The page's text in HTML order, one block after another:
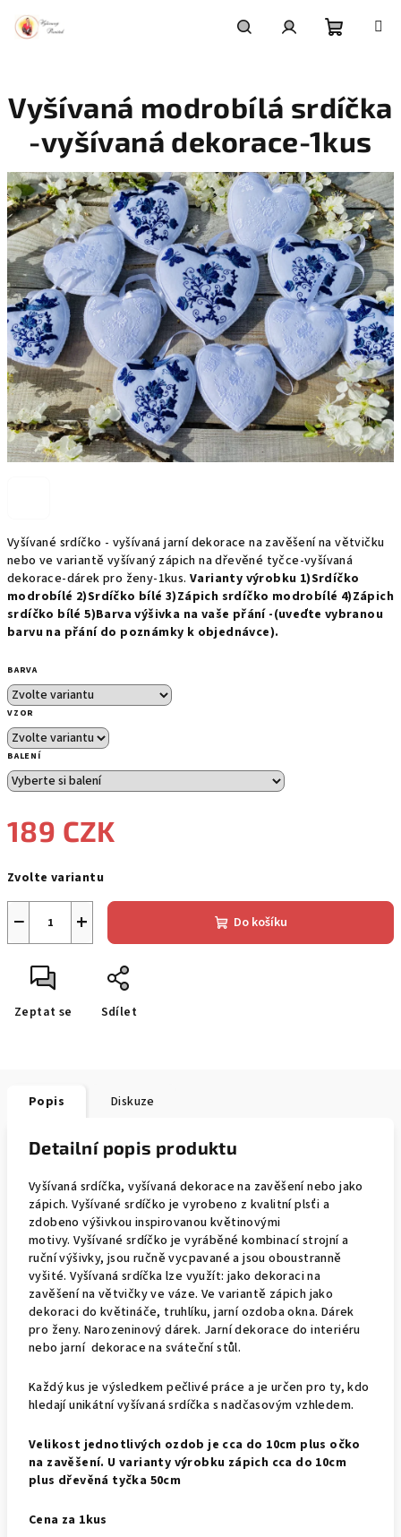
obsah
košík
Vyšívané srdíčko - vyšívaná jarní dekorace na zavěšení na větvičku
nebo ve variantě vyšívaný zápich na dřevěné tyčce-vyšívaná
dekorace-dárek pro ženy-1kus. Varianty výrobku 1)Srdíčko
modrobílé 2)Srdíčko bílé 3)Zápich srdíčko modrobílé 4)Zápich
srdíčko bílé 5)Barva výšivka na vaše přání -(uveďte vybranou
barvu na přání do poznámky k objednávce).
BARVA
VZOR
BALENÍ
189 CZK
cena:
Zvolte variantu
+
− Do košíku
Zeptat se Sdílet
Vyšívaná modrobílá srdíčka
-vyšívaná dekorace-1kus
Popis Diskuze
Detailní popis produktu
Vyšívaná srdíčka, vyšívaná dekorace na zavěšení nebo jako
zápich. Vyšívané srdíčko je vyrobeno z kvalitní plsťi a
zdobeno výšivkou inspirovanou květinovými
motivy. Vyšívané srdíčko je vyráběné kombinací strojní a
ruční výšivky, jsou ručně vycpavané a jsou oboustranně
vyšité. Vyšívaná srdíčka lze využít: jako dekoraci na
zavěšení na větvičky ve váze. Ve variantě zápich jako
dekoraci do květináče, truhlíku, jarní ozdoba okna. Dárek
pro ženy. Narozeninový dárek. Jarní dekorace do interiéru
nebo jarní dekorace na sváteční stůl.
Každý kus je výsledkem pečlivé práce a je určen pro ty, kdo
hledají unikátní vyšívaná srdíčka s nadčasovým vzhledem.
Velikost jednotlivých ozdob je cca do 10cm plus očko
na zavěšení. U varianty výrobku zápich cca do 10cm
plus dřevěná tyčka 50cm
Cena za 1kus